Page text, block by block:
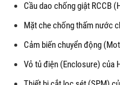
Cầu dao chống giật RCCB
Mặt che chống thấm nước
Cảm biến chuyển động
Vỏ tủ điện (Enclosure) của